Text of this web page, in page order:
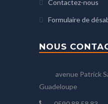
Contactez-nous
Formulaire de
NOUS
avenue Patrick
Guadeloupe